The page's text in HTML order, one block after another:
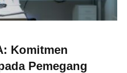
Komitmen
Pemegang